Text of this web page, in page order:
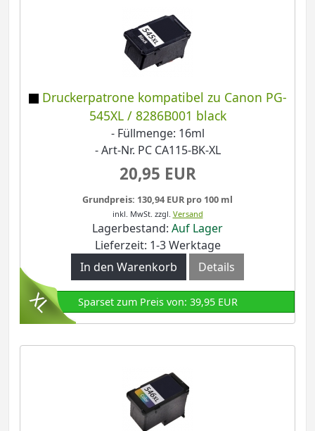
Druckerpatrone kompatibel zu Canon PG-
545XL / 8286B001 black
- Füllmenge: 16ml
- Art-Nr. PC CA115-BK-XL
20,95 EUR
Grundpreis: 130,94 EUR pro 100 ml
inkl. MwSt. zzgl. Versand
Lagerbestand: Auf Lager
Lieferzeit: 1-3 Werktage
In den Warenkorb
Details
Sparset zum Preis von: 39,95 EUR